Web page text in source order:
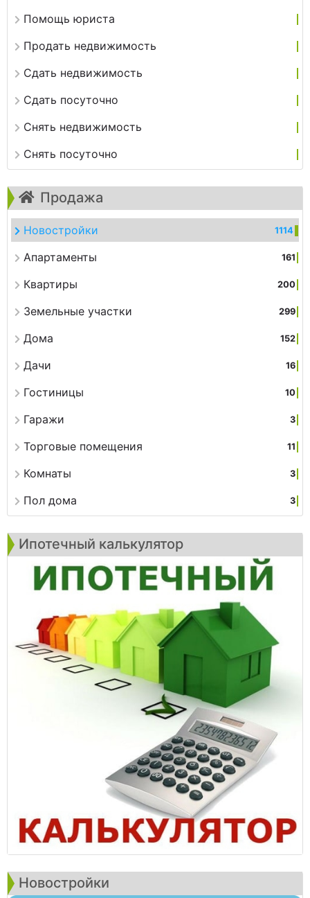
Помощь юриста
Продать недвижимость
Сдать недвижимость
Сдать посуточно
Снять недвижимость
Снять посуточно
Продажа
Новостройки 1114
Апартаменты 161
Квартиры 200
Земельные участки 299
Дома 152
Дачи 16
Гостиницы 10
Гаражи 3
Торговые помещения 11
Комнаты 3
Пол дома 3
Ипотечный калькулятор
Новостройки